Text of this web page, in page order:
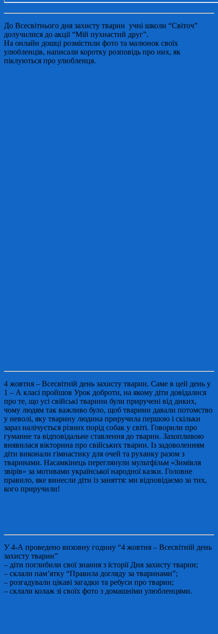
До Всесвітнього дня захисту тварин учні школи “Світоч”
долучилися до акції “Мій пухнастий друг”.
На онлайн дошці розмістили фото та малюнок своїх
улюбленців, написали коротку розповідь про них, як
піклуються про улюбленця.
4 жовтня – Всесвітній день захисту тварин. Саме в цей день у
1 – А класі пройшов Урок доброти, на якому діти довідалися
про те, що усі свійські тварини були приручені від диких,
чому людям так важливо було, щоб тварини давали потомство
у неволі, яку тварину людина приручила першою і скільки
зараз налічується різних порід собак у світі. Говорили про
гуманне та відповідальне ставлення до тварин. Захопливою
виявилася вікторина про свійських тварин. Із задоволенням
діти виконали гімнастику для очей та руханку разом з
тваринами. Насамкінець переглянули мультфільм «Зимівля
звірів» за мотивами української народної казки. Головне
правило, яке винесли діти із заняття: ми відповідаємо за тих,
кого приручили!
У 4-А проведено виховну годину “4 жовтня – Всесвітній день
захисту тварин”
– діти поглибили свої знання з історії Дня захисту тварин;
– склали пам’ятку “Правила догляду за тваринами”;
– розгадували цікаві загадки та ребуси про тварин;
– склали колаж зі своїх фото з домашніми улюбленцями.